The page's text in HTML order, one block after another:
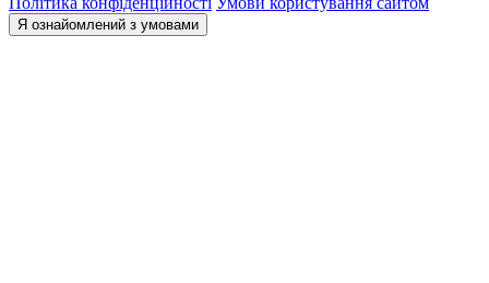
Я ознайомлений з умовами